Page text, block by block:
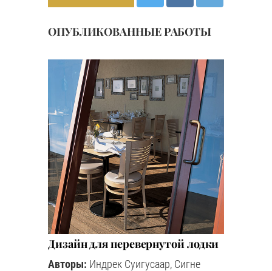
ОПУБЛИКОВАННЫЕ РАБОТЫ
Дизайн для перевернутой лодки
Авторы: Индрек Суигусаар, Сигне